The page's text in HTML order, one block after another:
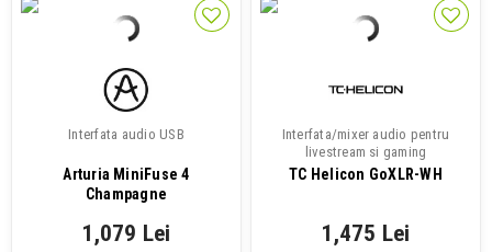
Interfata audio USB
Arturia MiniFuse 4
Champagne
1,079 Lei
Interfata/mixer audio pentru
livestream si gaming
TC Helicon GoXLR-WH
1,475 Lei